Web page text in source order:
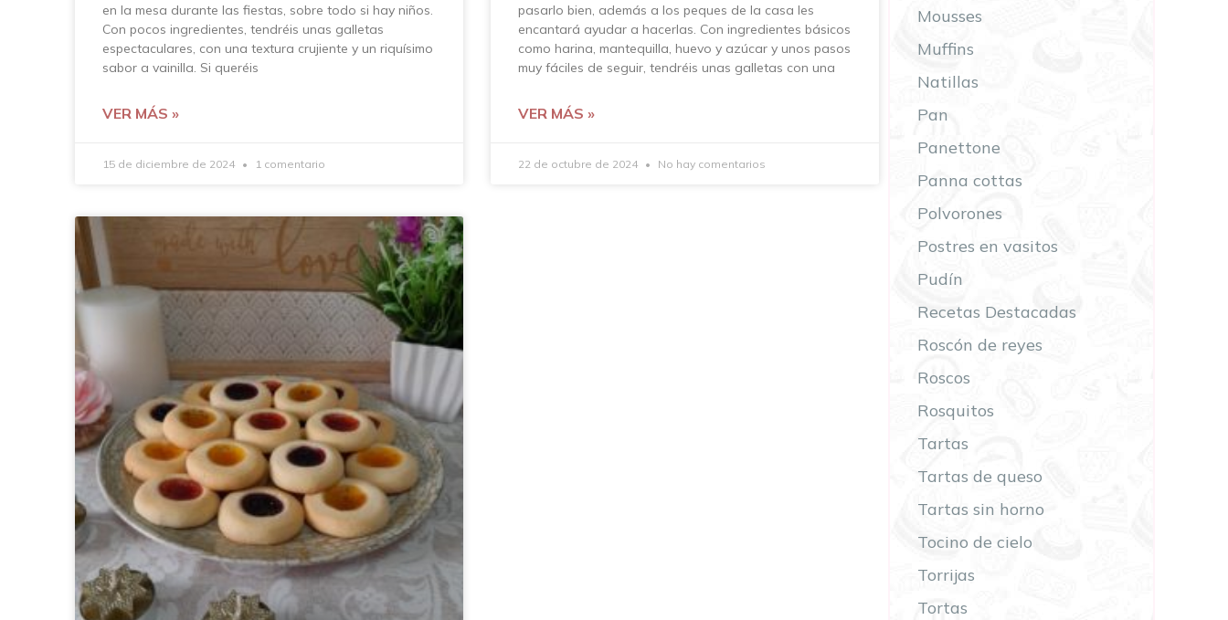
en la mesa durante las fiestas, sobre todo si hay niños.
Con pocos ingredientes, tendréis unas galletas
espectaculares, con una textura crujiente y un riquísimo
sabor a vainilla. Si queréis
VER MÁS »
15 de diciembre de 2024 1 comentario
pasarlo bien, además a los peques de la casa les
encantará ayudar a hacerlas. Con ingredientes básicos
como harina, mantequilla, huevo y azúcar y unos pasos
muy fáciles de seguir, tendréis unas galletas con una
VER MÁS »
22 de octubre de 2024 No hay comentarios
Mousses
Muffins
Natillas
Pan
Panettone
Panna cottas
Polvorones
Postres en vasitos
Pudín
Recetas Destacadas
Roscón de reyes
Roscos
Rosquitos
Tartas
Tartas de queso
Tartas sin horno
Tocino de cielo
Torrijas
Tortas